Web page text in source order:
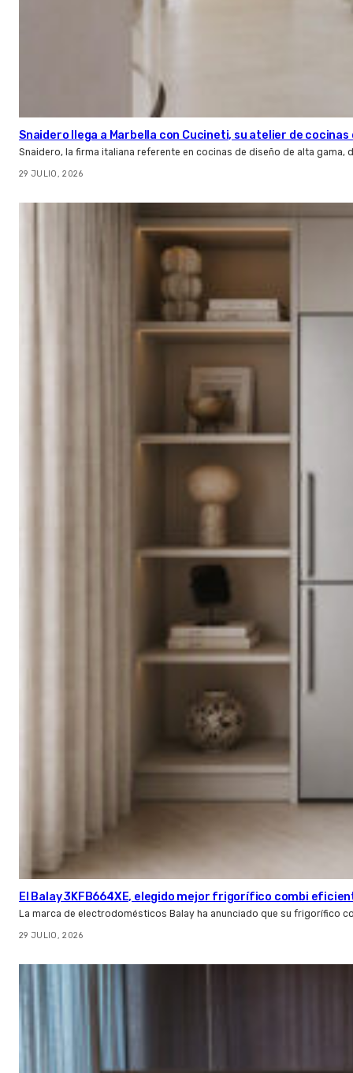
Snaidero llega a Marbella con Cucineti, su atelier de cocinas
Snaidero, la firma italiana referente en cocinas de diseño de alta gama,
29 JULIO, 2026
El Balay 3KFB664XE, elegido mejor frigorífico combi
La marca de electrodomésticos Balay ha anunciado que su frigorífico
29 JULIO, 2026